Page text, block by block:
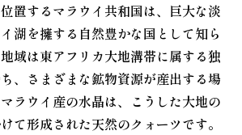
置するマラウイ共和国は、巨大な淡
湖を擁する自然豊かな国として知ら
域は東アフリカ大地溝帯に属する独
、さまざまな鉱物資源が産出する場
ラウイ産の水晶は、こうした大地の
て形成された天然のクォーツです。